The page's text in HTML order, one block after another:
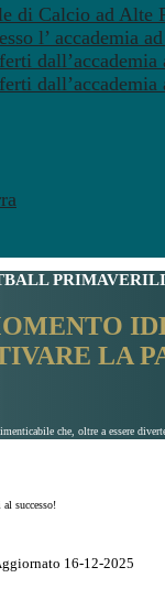
di Calcio ad Alte
l’ accademia
dall’accademia
LA
che, oltre a essere
successo!
16-12-2025